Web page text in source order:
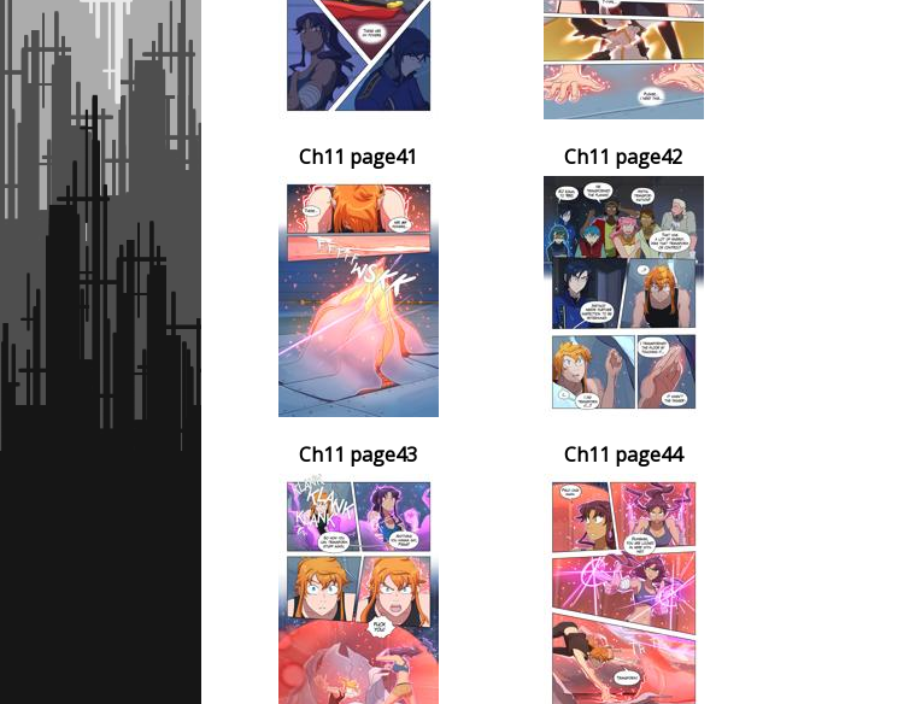
Ch11 page41 Ch11 page42
Ch11 page43 Ch11 page44